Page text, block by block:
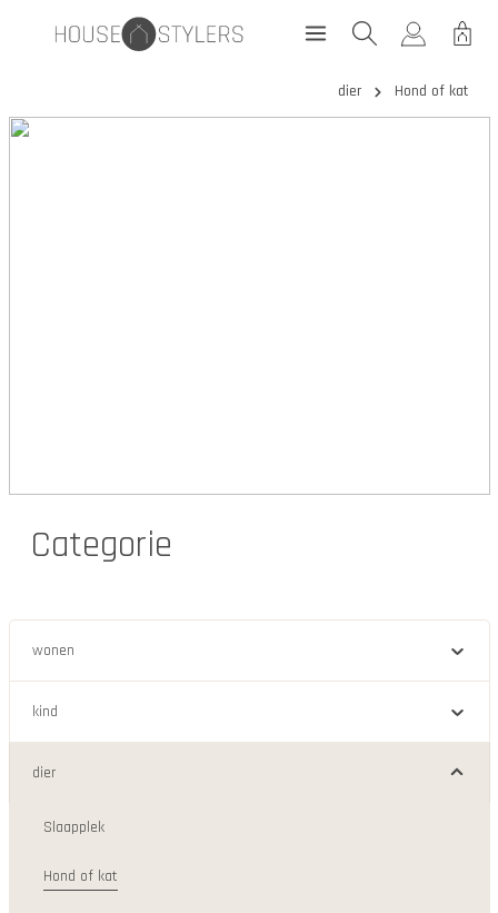
dier Hond of kat
Categorie
wonen
kind
dier
Slaapplek
Hond of kat